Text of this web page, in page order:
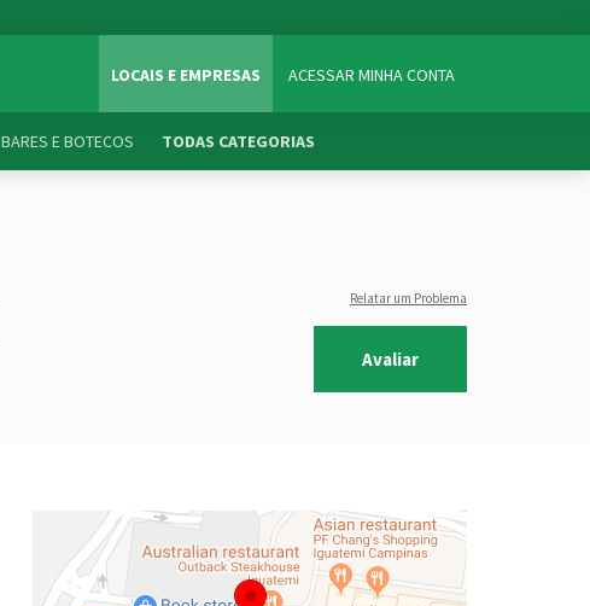
LOCAIS E EMPRESAS ACESSAR MINHA CONTA
BARES E BOTECOS TODAS CATEGORIAS
Relatar um Problema
Avaliar